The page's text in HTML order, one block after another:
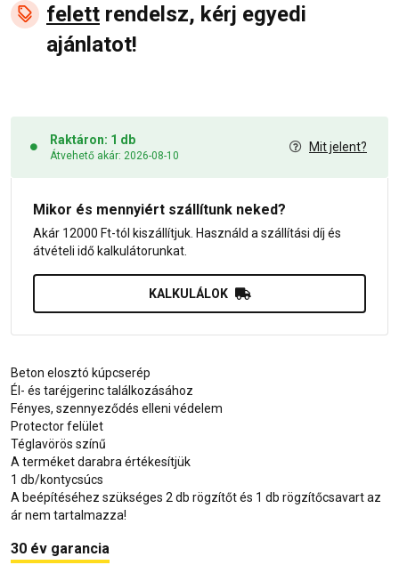
felett rendelsz, kérj egyedi
ajánlatot!
Raktáron: 1 db
Átvehető akár: 2026-08-10
Mit jelent?
Mikor és mennyiért szállítunk neked?
Akár 12000 Ft-tól kiszállítjuk. Használd a szállítási díj és
átvételi idő kalkulátorunkat.
KALKULÁLOK
Beton elosztó kúpcserép
Él- és taréjgerinc találkozásához
Fényes, szennyeződés elleni védelem
Protector felület
Téglavörös színű
A terméket darabra értékesítjük
1 db/kontycsúcs
A beépítéséhez szükséges 2 db rögzítőt és 1 db rögzítőcsavart az
ár nem tartalmazza!
30 év garancia